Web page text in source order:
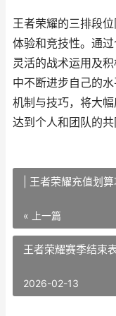
王者荣耀的三排段
体验和竞技性。通过
灵活的战术运用及
中不断进步自己的
机制与技巧，将大
达到个人和团队的共
| 王者荣耀充值划
« 上一篇
王者荣耀赛季结束
2026-02-13